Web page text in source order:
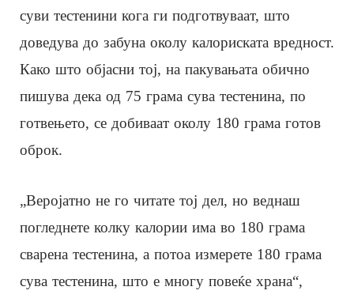
суви тестенини кога ги подготвуваат, што
доведува до забуна околу калориската вредност.
Како што објасни тој, на пакувањата обично
пишува дека од 75 грама сува тестенина, по
готвењето, се добиваат околу 180 грама готов
оброк.
„Веројатно не го читате тој дел, но веднаш
погледнете колку калории има во 180 грама
сварена тестенина, а потоа измерете 180 грама
сува тестенина, што е многу повеќе храна“,